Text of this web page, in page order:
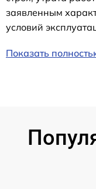
заявленным
условий
Показать